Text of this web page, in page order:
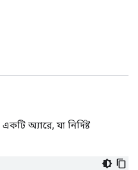
অ্যারে, যা নির্দিষ্ট